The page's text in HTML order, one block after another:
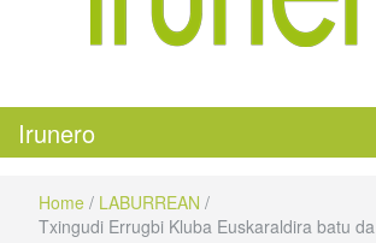
Irunero
Home / LABURREAN /
Txingudi Errugbi Kluba Euskaraldira batu da